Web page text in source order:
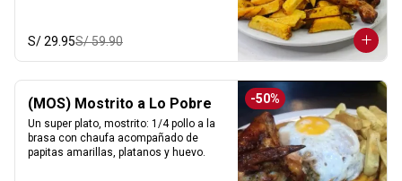
S/ 29.95S/ 59.90
-50%
(MOS) Mostrito a Lo Pobre
Un super plato, mostrito: 1/4 pollo a la
brasa con chaufa acompañado de
papitas amarillas, platanos y huevo.